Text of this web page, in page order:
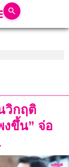
วิกฤติ
ขึ้น” จ่อ